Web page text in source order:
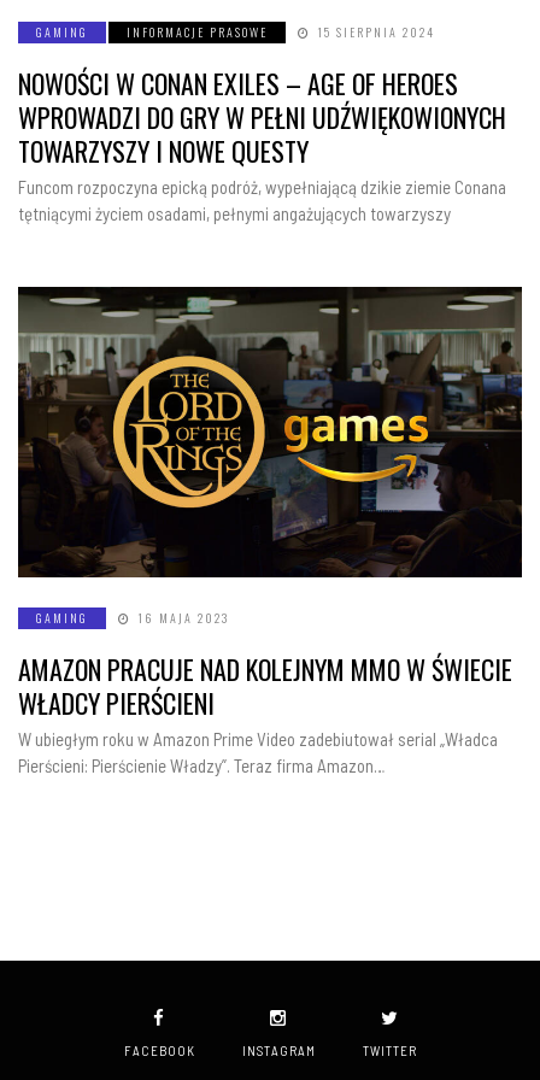
GAMING INFORMACJE PRASOWE 15 SIERPNIA 2024
NOWOŚCI W CONAN EXILES – AGE OF HEROES
WPROWADZI DO GRY W PEŁNI UDŹWIĘKOWIONYCH
TOWARZYSZY I NOWE QUESTY
Funcom rozpoczyna epicką podróż, wypełniającą dzikie ziemie Conana
tętniącymi życiem osadami, pełnymi angażujących towarzyszy
GAMING 16 MAJA 2023
AMAZON PRACUJE NAD KOLEJNYM MMO W ŚWIECIE
WŁADCY PIERŚCIENI
W ubiegłym roku w Amazon Prime Video zadebiutował serial „Władca
Pierścieni: Pierścienie Władzy”. Teraz firma Amazon…
FACEBOOK INSTAGRAM TWITTER